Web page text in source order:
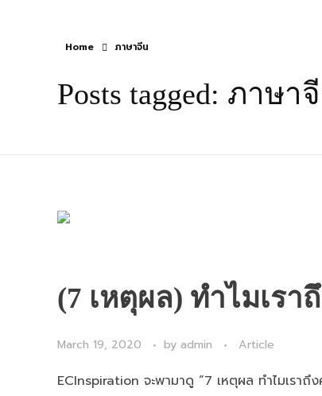
Home ภาษาจีน
Posts tagged: ภาษา
(7 เหตุผล) ทำไมเรา
March 19, 2020 by admin Article
ECInspiration จะพามาดู “7 เหตุผล ทำไมเราถึ